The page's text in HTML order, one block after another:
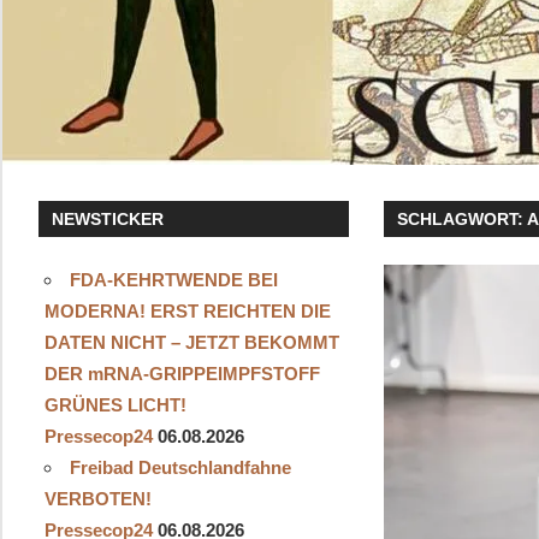
SCHLAGWORT:
NEWSTICKER
FDA-KEHRTWENDE BEI
MODERNA! ERST REICHTEN DIE
DATEN NICHT – JETZT BEKOMMT
DER mRNA-GRIPPEIMPFSTOFF
GRÜNES LICHT!
Pressecop24 06.08.2026
Freibad Deutschlandfahne
VERBOTEN!
Pressecop24 06.08.2026